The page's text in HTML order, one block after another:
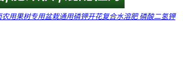
用果树专用盆栽通用磷钾开花复合水溶肥 磷酸二氢钾